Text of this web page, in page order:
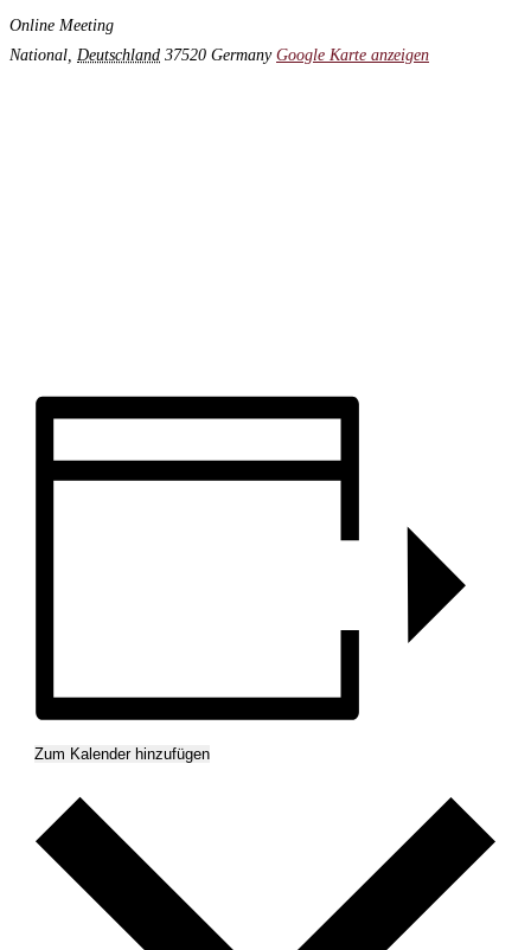
Online Meeting
National, Deutschland 37520 Germany Google Karte anzeigen
Zum Kalender hinzufügen